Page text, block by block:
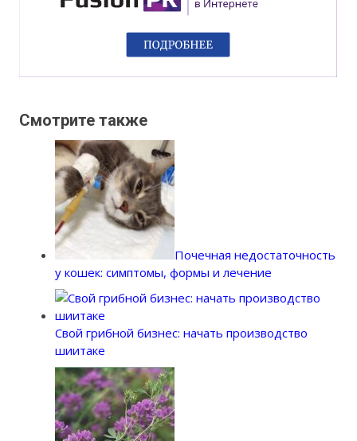
Смотрите также
Почечная недостаточность
у кошек: симптомы, формы и лечение
Свой грибной бизнес: начать производство
шиитаке